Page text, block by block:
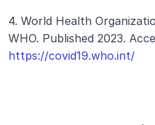
4. World Health
WHO. Published 2023.
https://covid19.who.int/